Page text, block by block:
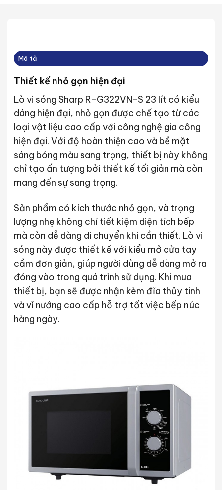
Mô tả
Thiết kế nhỏ gọn hiện đại
Lò vi sóng Sharp R-G322VN-S 23 lít có kiểu
dáng hiện đại, nhỏ gọn được chế tạo từ các
loại vật liệu cao cấp với công nghệ gia công
hiện đại. Với độ hoàn thiện cao và bề mặt
sáng bóng màu sang trọng, thiết bị này không
chỉ tạo ấn tượng bởi thiết kế tối giản mà còn
mang đến sự sang trọng.
Sản phẩm có kích thước nhỏ gọn, và trọng
lượng nhẹ không chỉ tiết kiệm diện tích bếp
mà còn dễ dàng di chuyển khi cần thiết. Lò vi
sóng này được thiết kế với kiểu mở cửa tay
cầm đơn giản, giúp người dùng dễ dàng mở ra
đóng vào trong quá trình sử dụng. Khi mua
thiết bị, bạn sẽ được nhận kèm đĩa thủy tinh
và vỉ nướng cao cấp hỗ trợ tốt việc bếp núc
hàng ngày.